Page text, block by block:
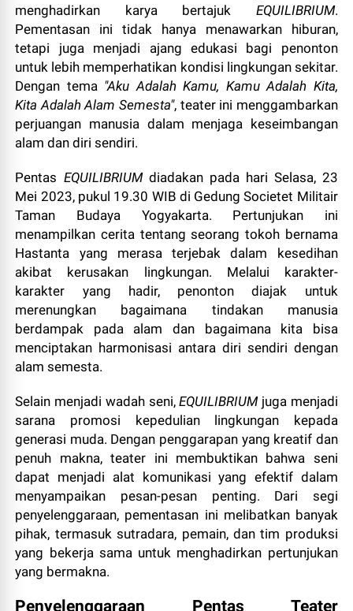
menghadirkan karya bertajuk EQUILIBRIUM.
Pementasan ini tidak hanya menawarkan hiburan,
tetapi juga menjadi ajang edukasi bagi penonton
untuk lebih memperhatikan kondisi lingkungan sekitar.
Dengan tema "Aku Adalah Kamu, Kamu Adalah Kita,
Kita Adalah Alam Semesta", teater ini menggambarkan
perjuangan manusia dalam menjaga keseimbangan
alam dan diri sendiri.
Pentas EQUILIBRIUMdiadakan pada hari Selasa, 23
Mei 2023, pukul 19.30 WIB di Gedung Societet Militair
Taman Budaya Yogyakarta. Pertunjukan ini
menampilkan cerita tentang seorang tokoh bernama
Hastanta yang merasa terjebak dalam kesedihan
akibat kerusakan lingkungan. Melalui karakter-
karakter yang hadir, penonton diajak untuk
merenungkan bagaimana tindakan manusia
berdampak pada alam dan bagaimana kita bisa
menciptakan harmonisasi antara diri sendiri dengan
alam semesta.
Selain menjadi wadah seni,EQUILIBRIUMjuga menjadi
sarana promosi kepedulian lingkungan kepada
generasi muda. Dengan penggarapan yang kreatif dan
penuh makna, teater ini membuktikan bahwa seni
dapat menjadi alat komunikasi yang efektif dalam
menyampaikan pesan-pesan penting. Dari segi
penyelenggaraan, pementasan ini melibatkan banyak
pihak, termasuk sutradara, pemain, dan tim produksi
yang bekerja sama untuk menghadirkan pertunjukan
yang bermakna.
Penyelenggaraan Pentas Teater